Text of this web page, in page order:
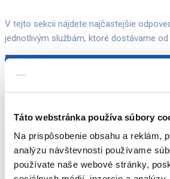
Táto webstránka používa súbory
Na prispôsobenie obsahu a reklám,
analýzu návštevnosti používame
používate naše webové stránky,
V tejto sekcii nájdete najčastejšie
jednotlivým službám, ktoré dostávame od
vaša strava je nevyvážená alebo
intoleranciami, máte rôzne diagnózy,
nadváhou alebo ste sa už párkrát